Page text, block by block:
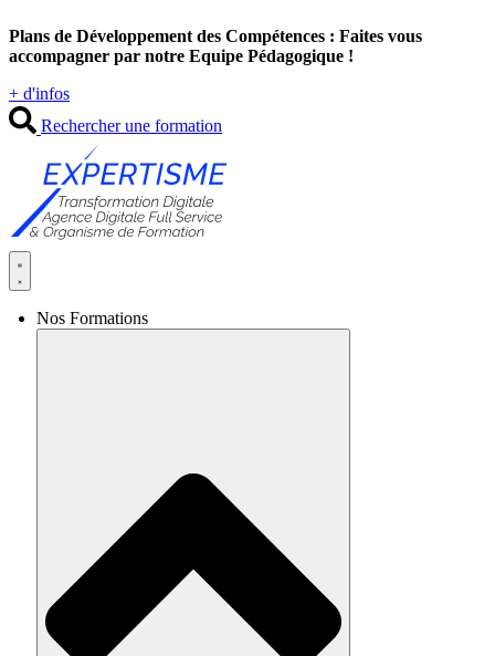
au
contenu
Plans de Développement des Compétences : Faites vous
accompagner par notre Equipe Pédagogique !
+ d'infos
Rechercher une formation
Nos Formations